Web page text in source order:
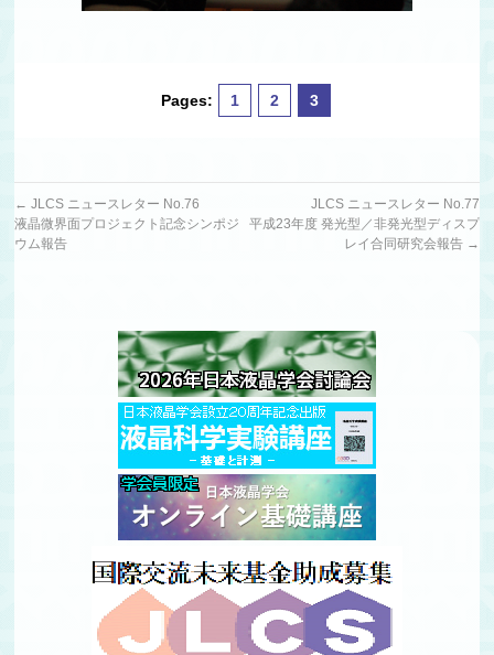
Pages: 1 2 3
← JLCS ニュースレター No.76
液晶微界面プロジェクト記念シンポジ
ウム報告
JLCS ニュースレター No.77
平成23年度 発光型／非発光型ディスプ
レイ合同研究会報告 →